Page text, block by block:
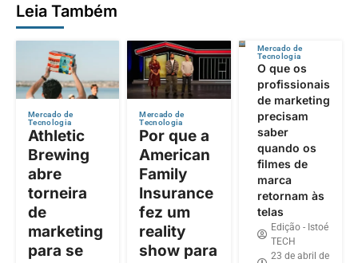
Leia Também
Mercado de
Tecnologia
Athletic
Brewing
abre
torneira
de
marketing
para se
Mercado de
Tecnologia
Por que a
American
Family
Insurance
fez um
reality
show para
Mercado de
Tecnologia
O que os
profissionais
de marketing
precisam
saber
quando os
filmes de
marca
retornam às
telas
Edição - Istoé
TECH
23 de abril de